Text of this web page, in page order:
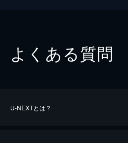
よくある質問
U-NEXTとは？